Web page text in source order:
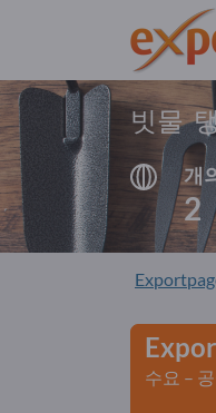
빗물
개
2
수요 –